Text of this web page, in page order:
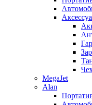
MegaJet
Alan